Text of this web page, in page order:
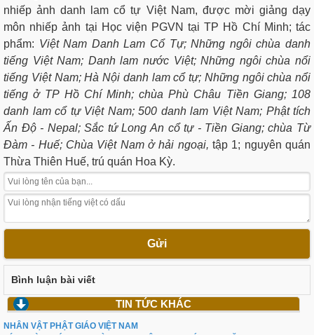
nhiếp ảnh danh lam cổ tự Việt Nam, được mời giảng dạy
môn nhiếp ảnh tại Học viện PGVN tại TP Hồ Chí Minh; tác
phẩm: Việt Nam Danh Lam Cổ Tự; Những ngôi chùa danh
tiếng Việt Nam; Danh lam nước Việt; Những ngôi chùa nổi
tiếng Việt Nam; Hà Nội danh lam cổ tự; Những ngôi chùa nổi
tiếng ở TP Hồ Chí Minh; chùa Phù Châu Tiền Giang; 108
danh lam cổ tự Việt Nam; 500 danh lam Việt Nam; Phật tích
Ấn Độ - Nepal; Sắc tứ Long An cổ tự - Tiền Giang; chùa Từ
Đàm - Huế; Chùa Việt Nam ở hải ngoại, tập 1; nguyên quán
Thừa Thiên Huế, trú quán Hoa Kỳ.
Gửi
Bình luận bài viết
TIN TỨC KHÁC
NHÂN VẬT PHẬT GIÁO VIỆT NAM